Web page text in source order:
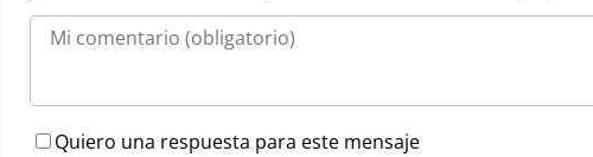
Quiero una respuesta para este mensaje